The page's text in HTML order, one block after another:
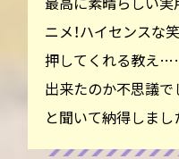
ニメ！ハイセンスな
押してくれる教え
出来たのか不思議で
と聞いて納得しまし